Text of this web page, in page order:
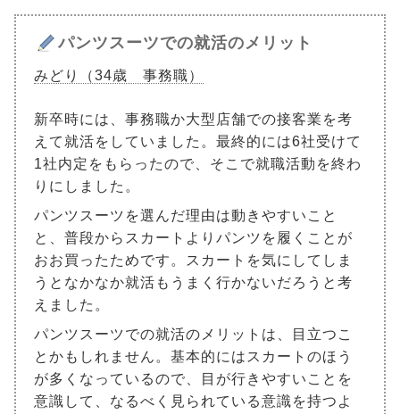
パンツスーツでの就活のメリット
みどり（34歳 事務職）
新卒時には、事務職か大型店舗での接客業を考
えて就活をしていました。最終的には6社受けて
1社内定をもらったので、そこで就職活動を終わ
りにしました。
パンツスーツを選んだ理由は動きやすいこと
と、普段からスカートよりパンツを履くことが
おお買ったためです。スカートを気にしてしま
うとなかなか就活もうまく行かないだろうと考
えました。
パンツスーツでの就活のメリットは、目立つこ
とかもしれません。基本的にはスカートのほう
が多くなっているので、目が行きやすいことを
意識して、なるべく見られている意識を持つよ